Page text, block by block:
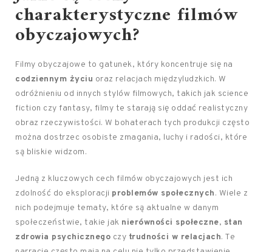
charakterystyczne filmów
obyczajowych?
Filmy obyczajowe to gatunek, który koncentruje się na
codziennym życiu oraz relacjach międzyludzkich. W
odróżnieniu od innych stylów filmowych, takich jak science
fiction czy fantasy, filmy te starają się oddać realistyczny
obraz rzeczywistości. W bohaterach tych produkcji często
można dostrzec osobiste zmagania, luchy i radości, które
są bliskie widzom.
Jedną z kluczowych cech filmów obyczajowych jest ich
zdolność do eksploracji problemów społecznych. Wiele z
nich podejmuje tematy, które są aktualne w danym
społeczeństwie, takie jak nierówności społeczne, stan
zdrowia psychicznego czy trudności w relacjach. Te